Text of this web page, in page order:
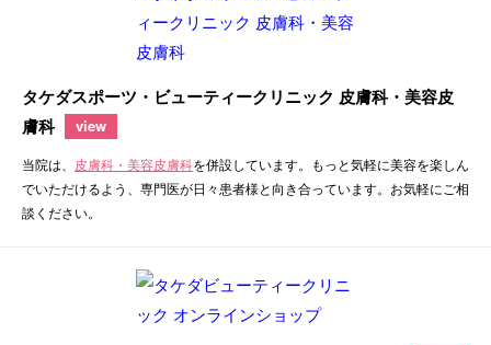
タケダスポーツ・ビューティークリニック 皮膚科・美容皮
膚科
view
当院は、 皮膚科・美容皮膚科を併設しています。もっと気軽に美容を楽しん
でいただけるよう、専門医が日々患者様と向き合っています。お気軽にご相
談ください。